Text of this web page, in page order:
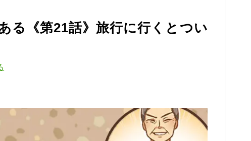
る《第21話》旅行に行くとつい